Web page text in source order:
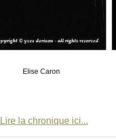
Elise Caron
Lire la chronique ici...